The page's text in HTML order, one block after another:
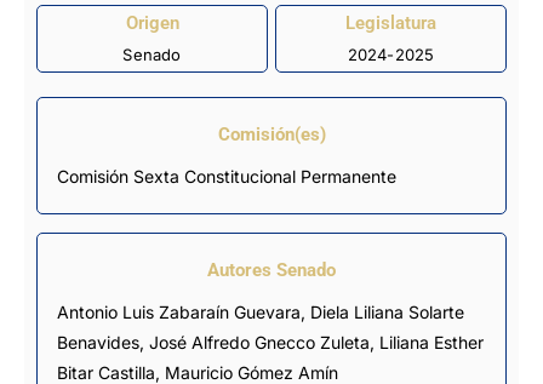
Origen
Senado
Legislatura
2024-2025
Comisión(es)
Comisión Sexta Constitucional Permanente
Autores Senado
Antonio Luis Zabaraín Guevara, Diela Liliana Solarte
Benavides, José Alfredo Gnecco Zuleta, Liliana Esther
Bitar Castilla, Mauricio Gómez Amín